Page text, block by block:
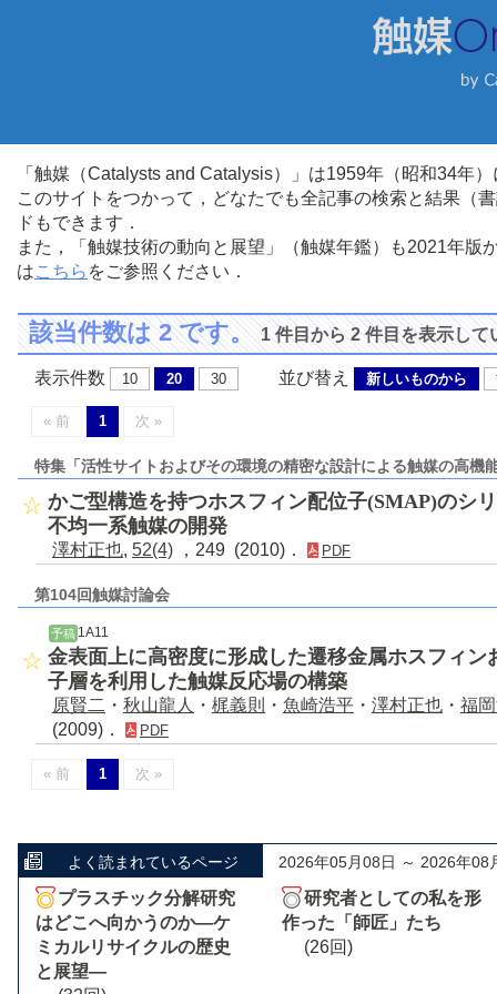
「触媒（Catalysts and Catalysis）」は1959年（昭和34年
このサイトをつかって，どなたでも全記事の検索と結果（
ドもできます．
また，「触媒技術の動向と展望」（触媒年鑑）も2021年
はこちら をご参照ください．
該当件数は 2 です。1 件目から 2 件目を表示して
表示件数 10 20 30 並び替え 新しいものから
« 前 1 次 »
特集「活性サイトおよびその環境の精密な設計による触媒の高機
かご型構造を持つホスフィン配位子(SMAP)のシ
不均一系触媒の開発
澤村正也, 52(4) ，249 (2010)． PDF
第104回触媒討論会
予稿 1A11
金表面上に高密度に形成した遷移金属ホスフィン
子層を利用した触媒反応場の構築
原賢二 ・ 秋山龍人 ・ 梶義則 ・ 魚崎浩平 ・ 澤村正也 ・ 福
(2009)．
PDF
« 前 1 次 »
よく読まれているページ 2026年05月08日 ～ 2026年08
プラスチック分解研究
はどこへ向かうのか―ケ
ミカルリサイクルの歴史
と展望―
研究者としての私を形
作った「師匠」たち
(26回)